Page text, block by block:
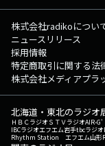
株式会社radikoについ
ニュースリリース
採用情報
特定商取引に関する法
株式会社メディアプラ
北海道・東北のラジオ
ＨＢＣラジオＳＴＶラジオAIR-G'
IBCラジオエフエム岩手tbcラジオ
Rhythm Station エフエム山形